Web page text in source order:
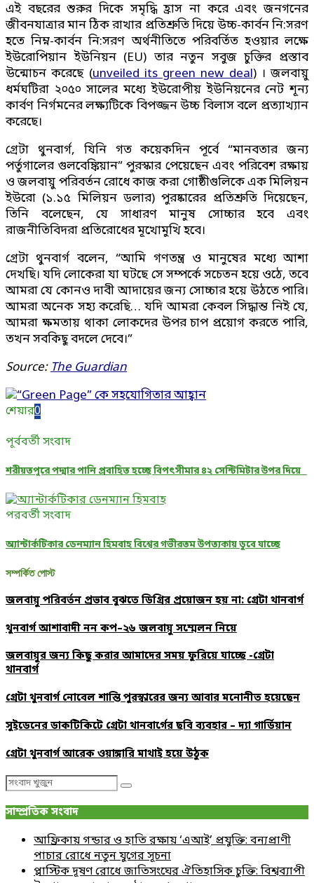
এই বছরের শুরুর দিকে সমৃদ্ধি হ্রাস না করে এবং জনগনের
জীবনযাত্রার মান ঠিক রাখার প্রতিশ্রুতি দিয়ে উচ্চ-কার্বন নি:সরণ
হতে নিম্ন-কার্বন নি:সরণ অর্থনীতিতে পরিবর্তিত হওয়ার লক্ষে
ইউরোপিয়ান ইউনিয়ন (EU) তার নতুন সবুজ চুক্তির প্রস্তাব
উন্মোচন করেছে (unveiled its green new deal) । জলবায়ু
ধর্মঘটিরা ২০৫০ সালের মধ্যে ইউরোপীয় ইউনিয়নের নেট শূন্য
কার্বণ নির্গমনের লক্ষ্যটিকে বিপজ্জন উচ্চ বিলাস বলে প্রত্যাখ্যান
করেছে।
গ্রেটা থুনবার্গ, যিনি গত কয়েকদিন পূর্বে “মানবতার জন্য
পর্তুগালের গুলবেঙ্কিয়ান” পুরস্কার পেয়েছেন এবং পরিবেশ রক্ষায়
ও জলবায়ু পরিবর্তন রোধে কাজ করা গোষ্ঠীগুলিকে এক মিলিয়ন
ইউরো (১.১৫ মিলিয়ন ডলার) পুরষ্কারের প্রতিশ্রুতি দিয়েছেন,
তিনি বলেছেন, যে সাধারণ মানুষ সোচ্চার হবে এবং
রাজনীতিবিদরা প্রতিরোধের মূখোমুখি হবে।
গ্রেটা থুনবার্গ বলেন, “আমি গণতন্ত্র ও মানুষের মধ্যে আশা
দেখছি। যদি লোকেরা যা ঘটছে সে সম্পর্কে সচেতন হয়ে ওঠে, তবে
আমরা যে কোনও দাবী আদায়ের জন্য সোচ্চার হয়ে উঠতে পারি।
আমরা অনেক সহ্য করেছি… যদি আমরা কেবল সিদ্ধান্ত নিই যে,
আমরা ক্ষমতায় থাকা লোকদের উপর চাপ প্রয়োগ করতে পারি,
তখন সবকিছু বদলে দেবে।”
Source:The Guardian
শেয়ার0
পূর্ববর্তী সংবাদ
শরীয়তপুরে পদ্মার পানি প্রবাহিত হচ্ছে বিপৎসীমার ৪২ সেন্টিমিটার উপর দিয়ে
পরবর্তী সংবাদ
অ্যান্টার্কটিকার ডেনম্যান হিমবাহ বিশ্বের গভীরতম উপত্যকায় ডুবে যাচ্ছে
সম্পর্কিত পোস্ট
জলবায়ু পরিবর্তন প্রভাব বুঝতে ডিগ্রির প্রয়োজন হয় না: গ্রেটা থানবার্গ
থুনবার্গ আশাবাদী নন কপ–২৬ জলবায়ু সম্মেলন নিয়ে
জলবায়ুর জন্য কিছু করার আমাদের সময় ফুরিয়ে যাচ্ছে -গ্রেটা
থানবার্গ
গ্রেটা থুনবার্গ নোবেল শান্তি পুরস্কারের জন্য আবার মনোনীত হয়েছেন
সুইডেনের ডাকটিকিটে গ্রেটা থানবার্গের ছবি ব্যবহার – দ্যা গার্ডিয়ান
গ্রেটা থুনবার্গ আরেক ওয়াঙ্গারি মাথাই হয়ে উঠুক
Search
Search
সাম্প্রতিক সংবাদ
আফ্রিকায় গন্ডার ও হাতি রক্ষায় ‘এআই’ প্রযুক্তি: বন্যপ্রাণী
পাচার রোধে নতুন যুগের সূচনা
প্লাস্টিক দূষণ রোধে জাতিসংঘের ঐতিহাসিক চুক্তি: বিশ্বব্যাপী